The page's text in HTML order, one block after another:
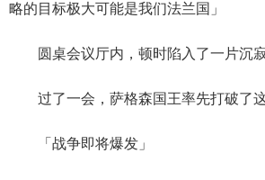
略的目标极大可能是我们法兰国」
圆桌会议厅内，顿时陷入了一片沉寂
过了一会，萨格森国王率先打破了这
「战争即将爆发」